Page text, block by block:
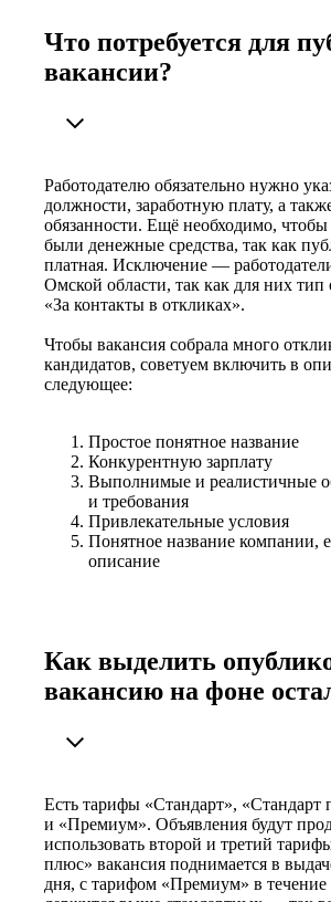
Что потребуется для
вакансии?
Работодателю обязательно нужно
должности, заработную плату, а
обязанности. Ещё необходимо, чтобы
были денежные средства, так как
платная. Исключение —
Омской области, так как для них тип
«За контакты в откликах».
Чтобы вакансия собрала много
кандидатов, советуем включить в
следующее:
Простое понятное название
Конкурентную зарплату
Выполнимые и реалистичные
и требования
Привлекательные условия
Понятное название компании,
описание
Как выделить
вакансию на фоне
Есть тарифы «Стандарт», «Стандарт
и «Премиум». Объявления будут
использовать второй и третий
плюс» вакансия поднимается в
дня, с тарифом «Премиум» в течение